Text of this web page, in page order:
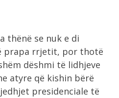
thënë se nuk e di
prapa rrjetit, por thotë
dëshmi të lidhjeve
atyre që kishin bërë
presidenciale të